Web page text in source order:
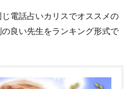
電話占いカリスでオススメの
良い先生をランキング形式で